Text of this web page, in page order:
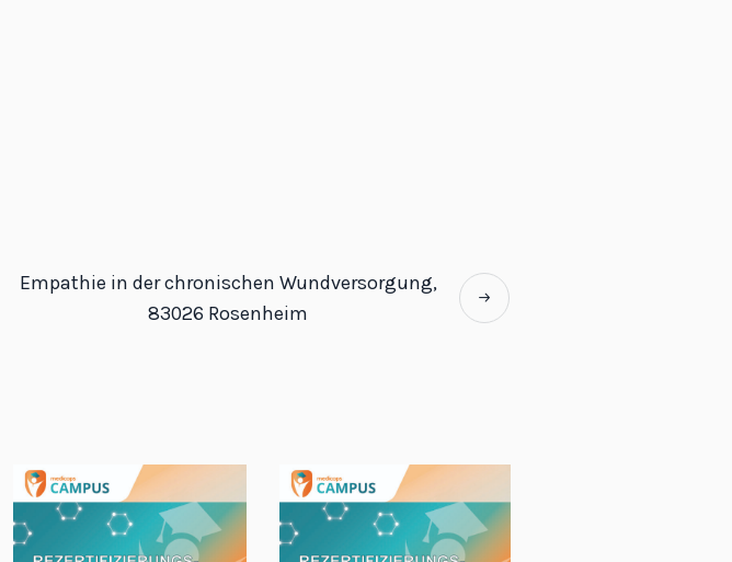
Empathie in der chronischen Wundversorgung,
83026 Rosenheim